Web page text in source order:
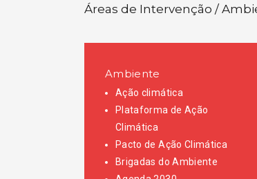
Áreas de Intervenção /
Ambiente
Ação climática
Plataforma de Ação
Climática
Pacto de Ação Climática
Brigadas do Ambiente